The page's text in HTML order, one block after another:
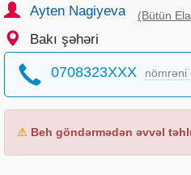
Tələblər:
Yaş: 20–55
İş təcrübəsi tələb olunmur, iş öyrədilir
Ayten Nagiyeva (Bütün
Bakı şəhəri
0708323XXX nömrəni
⚠ Beh göndərmədən əvvəl